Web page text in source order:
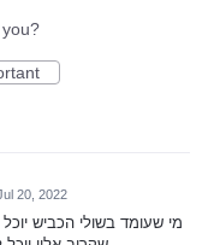
20, 2022
מי שעומד בשולי הכביש